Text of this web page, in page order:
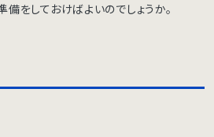
備をしておけばよいのでしょうか。